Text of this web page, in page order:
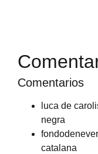
Comentarios
luca de
negra
catalana